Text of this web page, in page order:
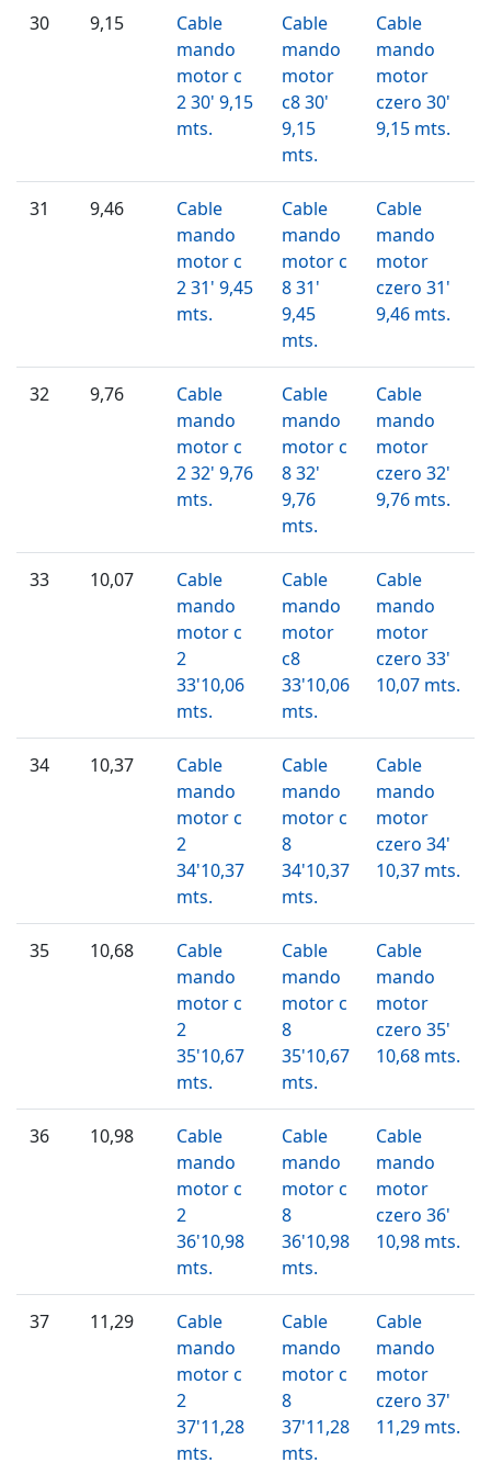
30 9,15
Cable
mando
motor c
2 30' 9,15
mts.
Cable
mando
motor
c8 30'
9,15
mts.
Cable
mando
motor
czero 30'
9,15 mts.
31 9,46
Cable
mando
motor c
2 31' 9,45
mts.
Cable
mando
motor c
8 31'
9,45
mts.
Cable
mando
motor
czero 31'
9,46 mts.
32 9,76
Cable
mando
motor c
2 32' 9,76
mts.
Cable
mando
motor c
8 32'
9,76
mts.
Cable
mando
motor
czero 32'
9,76 mts.
33 10,07
Cable
mando
motor c
2
33'10,06
mts.
Cable
mando
motor
c8
33'10,06
mts.
Cable
mando
motor
czero 33'
10,07 mts.
34 10,37
Cable
mando
motor c
2
34'10,37
mts.
Cable
mando
motor c
8
34'10,37
mts.
Cable
mando
motor
czero 34'
10,37 mts.
35 10,68
Cable
mando
motor c
2
35'10,67
mts.
Cable
mando
motor c
8
35'10,67
mts.
Cable
mando
motor
czero 35'
10,68 mts.
36 10,98
Cable
mando
motor c
2
36'10,98
mts.
Cable
mando
motor c
8
36'10,98
mts.
Cable
mando
motor
czero 36'
10,98 mts.
37 11,29
Cable
mando
motor c
2
37'11,28
mts.
Cable
mando
motor c
8
37'11,28
mts.
Cable
mando
motor
czero 37'
11,29 mts.